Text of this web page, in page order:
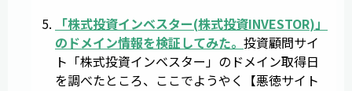
「株式投資インベスター(株式投資INVESTOR)」
のドメイン情報を検証してみた。 投資顧問サイ
ト「株式投資インベスター」のドメイン取得日
を調べたところ、ここでようやく【悪徳サイト